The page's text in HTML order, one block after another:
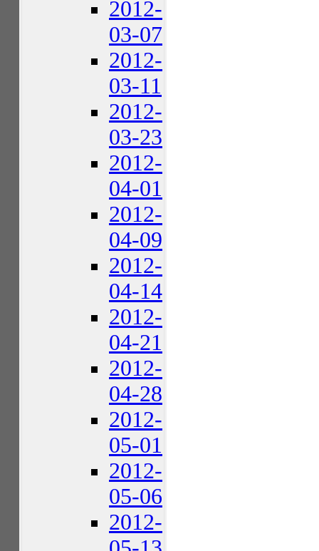
2012-
03-07
2012-
03-11
2012-
03-23
2012-
04-01
2012-
04-09
2012-
04-14
2012-
04-21
2012-
04-28
2012-
05-01
2012-
05-06
2012-